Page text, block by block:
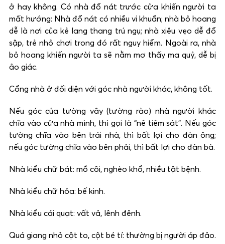
ở hay không. Có nhà đổ nát trước cửa khiến người ta
mất hướng: Nhà đổ nát có nhiều vi khuẩn; nhà bỏ hoang
dễ là nơi của kẻ lang thang trú ngụ; nhà xiêu vẹo dễ đổ
sập, trẻ nhỏ chơi trong đó rất nguy hiểm. Ngoài ra, nhà
bỏ hoang khiến người ta sẽ nằm mơ thấy ma quỷ, dễ bị
ảo giác.
Cổng nhà ở đối diện với góc nhà người khác, không tốt.
Nếu góc của tường vây (tường rào) nhà người khác
chĩa vào cửa nhà mình, thì gọi là “nê tiêm sát”. Nếu góc
tường chĩa vào bên trái nhà, thì bất lợi cho đàn ông;
nếu góc tường chĩa vào bên phải, thì bất lợi cho đàn bà.
Nhà kiểu chữ bát: mồ côi, nghèo khổ, nhiều tật bệnh.
Nhà kiểu chữ hỏa: bế kinh.
Nhà kiểu cái quạt: vất vả, lênh đênh.
Quá giang nhỏ cột to, cột bé tí: thường bị người áp đảo.